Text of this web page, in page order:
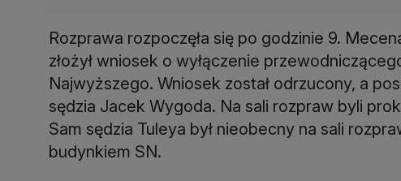
Rozprawa rozpoczęła się po godzinie 9.
złożył wniosek o wyłączenie
Najwyższego. Wniosek został odrzucony, a
sędzia Jacek Wygoda. Na sali rozpraw byli
Sam sędzia Tuleya był nieobecny na sali
budynkiem SN.